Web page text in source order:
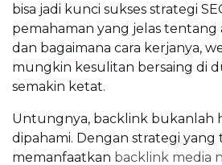
bisa jadi kunci sukses strategi
pemahaman yang jelas tentang
dan bagaimana cara kerjanya,
mungkin kesulitan bersaing di
semakin ketat.
Untungnya, backlink bukanlah
dipahami. Dengan strategi
memanfaatkan backlink media